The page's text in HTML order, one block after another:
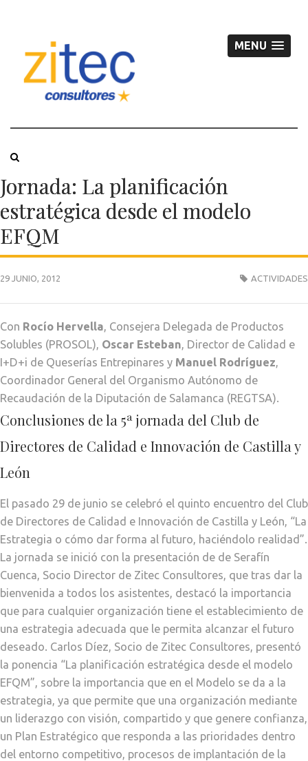
MENU
Jornada: La planificación
estratégica desde el modelo
EFQM
29 JUNIO, 2012 ACTIVIDADES
Con Rocío Hervella, Consejera Delegada de Productos
Solubles (PROSOL), Oscar Esteban, Director de Calidad e
I+D+i de Queserías Entrepinares y Manuel Rodríguez,
Coordinador General del Organismo Autónomo de
Recaudación de la Diputación de Salamanca (REGTSA).
Conclusiones de la 5ª jornada del Club de
Directores de Calidad e Innovación de Castilla y
León
El pasado 29 de junio se celebró el quinto encuentro del Club
de Directores de Calidad e Innovación de Castilla y León, “La
Estrategia o cómo dar forma al futuro, haciéndolo realidad”.
La jornada se inició con la presentación de de Serafín
Cuenca, Socio Director de Zitec Consultores, que tras dar la
bienvenida a todos los asistentes, destacó la importancia
que para cualquier organización tiene el establecimiento de
una estrategia adecuada que le permita alcanzar el futuro
deseado. Carlos Díez, Socio de Zitec Consultores, presentó
la ponencia “La planificación estratégica desde el modelo
EFQM”, sobre la importancia que en el Modelo se da a la
estrategia, ya que permite que una organización mediante
un liderazgo con visión, compartido y que genere confianza,
un Plan Estratégico que responda a las prioridades dentro
del entorno competitivo, procesos de implantación de la